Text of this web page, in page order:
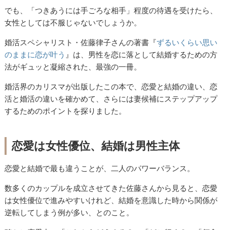
でも、「つきあうには手ごろな相手」程度の待遇を受けたら、
女性としては不服じゃないでしょうか。
婚活スペシャリスト・佐藤律子さんの著書『ずるいくらい思い
のままに恋が叶う 』は、男性を恋に落として結婚するための方
法がギュッと凝縮された、最強の一冊。
婚活界のカリスマが出版したこの本で、恋愛と結婚の違い、恋
活と婚活の違いを確かめて、さらには妻候補にステップアップ
するためのポイントを探りました。
恋愛は女性優位、結婚は男性主体
恋愛と結婚で最も違うことが、二人のパワーバランス。
数多くのカップルを成立させてきた佐藤さんから見ると、恋愛
は女性優位で進みやすいけれど、結婚を意識した時から関係が
逆転してしまう例が多い、とのこと。